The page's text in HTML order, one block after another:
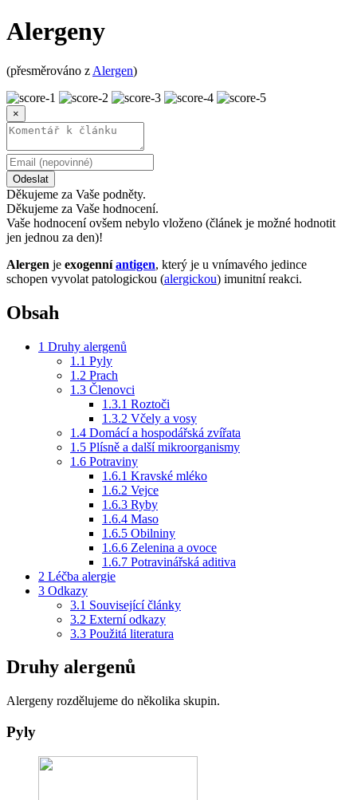
Alergeny
(přesměrováno z Alergen)
×
Odeslat
Děkujeme za Vaše podněty.
Děkujeme za Vaše hodnocení.
Vaše hodnocení ovšem nebylo vloženo (článek je možné hodnotit
jen jednou za den)!
Alergen je exogenníantigen, který je u vnímavého jedince
schopen vyvolat patologickou (alergickou) imunitní reakci.
Obsah
1 Druhy alergenů
1.1 Pyly
1.2 Prach
1.3 Členovci
1.3.1 Roztoči
1.3.2 Včely a vosy
1.4 Domácí a hospodářská zvířata
1.5 Plísně a další mikroorganismy
1.6 Potraviny
1.6.1 Kravské mléko
1.6.2 Vejce
1.6.3 Ryby
1.6.4 Maso
1.6.5 Obilniny
1.6.6 Zelenina a ovoce
1.6.7 Potravinářská aditiva
2 Léčba alergie
3 Odkazy
3.1 Související články
3.2 Externí odkazy
3.3 Použitá literatura
Druhy alergenů
Alergeny rozdělujeme do několika skupin.
Pyly